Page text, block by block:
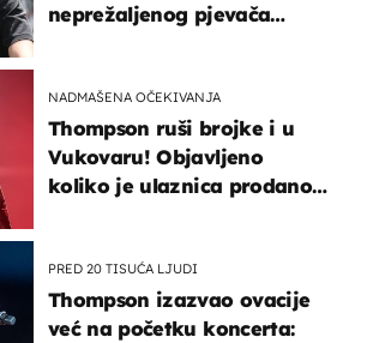
neprežaljenog pjevača
NADMAŠENA OČEKIVANJA
Thompson ruši brojke i u
Vukovaru! Objavljeno
koliko je ulaznica prodano
PRED 20 TISUĆA LJUDI
Thompson izazvao ovacije
već na početku koncerta: